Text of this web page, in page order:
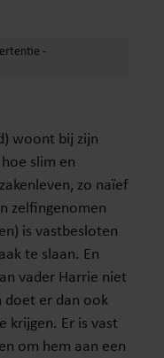
woont bij zijn
slim en
zo naïef
zelfingenomen
is vastbesloten
te slaan. En
vader Harrie niet
doet er dan ook
krijgen. Er is vast
om hem aan een